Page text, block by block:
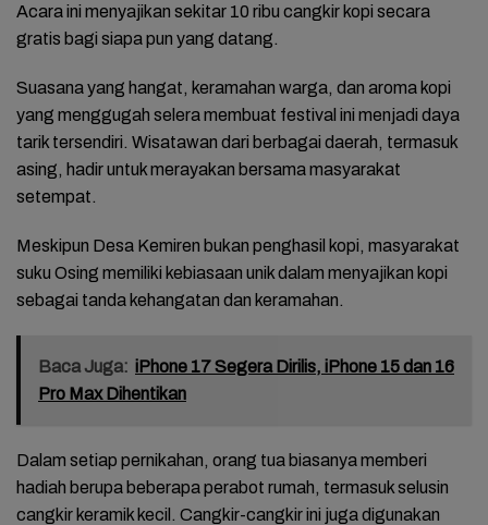
Acara ini menyajikan sekitar 10 ribu cangkir kopi secara
gratis bagi siapa pun yang datang.
Suasana yang hangat, keramahan warga, dan aroma kopi
yang menggugah selera membuat festival ini menjadi daya
tarik tersendiri. Wisatawan dari berbagai daerah, termasuk
asing, hadir untuk merayakan bersama masyarakat
setempat.
Meskipun Desa Kemiren bukan penghasil kopi, masyarakat
suku Osing memiliki kebiasaan unik dalam menyajikan kopi
sebagai tanda kehangatan dan keramahan.
Baca Juga: iPhone 17 Segera Dirilis, iPhone 15 dan 16
Pro Max Dihentikan
Dalam setiap pernikahan, orang tua biasanya memberi
hadiah berupa beberapa perabot rumah, termasuk selusin
cangkir keramik kecil. Cangkir-cangkir ini juga digunakan